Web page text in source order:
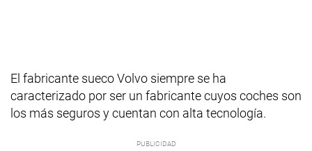
El fabricante sueco Volvo siempre se ha
caracterizado por ser un fabricante cuyos coches son
los más seguros y cuentan con alta tecnología.